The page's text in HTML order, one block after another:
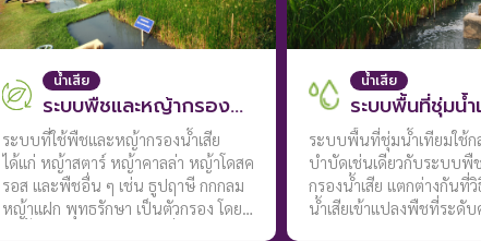
น้ำเสีย
ระบบพืชและหญ้ากรองน้ำเสีย
ระบบที่ใช้พืชและหญ้ากรองน้ำเสีย
ได้แก่ หญ้าสตาร์ หญ้าคาลล่า หญ้าโดสค
รอส และพืชอื่น ๆ เช่น ธูปฤาษี กกกลม
หญ้าแฝก พุทธรักษา เป็นตัวกรอง โดย
น้ำเสีย
ระบบพื้นที่ชุ่มน้ำ
ระบบพื้นที่ชุ่มน้ำเทียมใช้ก
บำบัดเช่นเดียวกับระบบพื
กรองน้ำเสีย แตกต่างกันที่
น้ำเสียเข้าแปลงพืชที่ระดับ